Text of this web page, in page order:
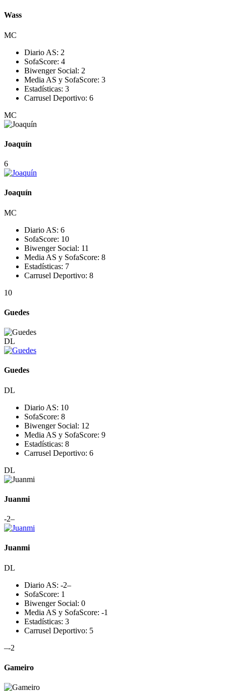
Wass
MC
Diario AS: 2
SofaScore: 4
Biwenger Social: 2
Media AS y SofaScore: 3
Estadísticas: 3
Carrusel Deportivo: 6
MC
Joaquín
6
Joaquín
MC
Diario AS: 6
SofaScore: 10
Biwenger Social: 11
Media AS y SofaScore: 8
Estadísticas: 7
Carrusel Deportivo: 8
10
Guedes
DL
Guedes
DL
Diario AS: 10
SofaScore: 8
Biwenger Social: 12
Media AS y SofaScore: 9
Estadísticas: 8
Carrusel Deportivo: 6
DL
Juanmi
-2–
Juanmi
DL
Diario AS: -2–
SofaScore: 1
Biwenger Social: 0
Media AS y SofaScore: -1
Estadísticas: 3
Carrusel Deportivo: 5
–-2
Gameiro